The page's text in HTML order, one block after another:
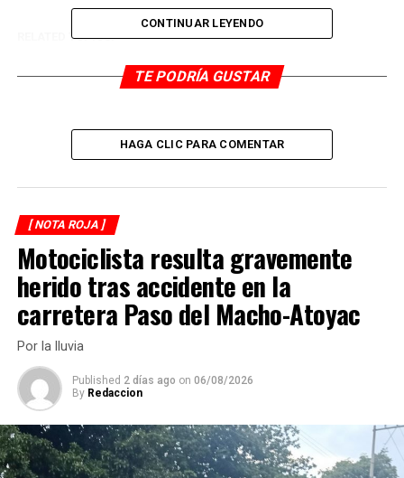
RELATED TOPICS:
Choca ebrio taxista
Lo hallan colgado
CONTINUAR LEYENDO
TE PODRÍA GUSTAR
HAGA CLIC PARA COMENTAR
[ NOTA ROJA ]
Motociclista resulta gravemente
herido tras accidente en la
carretera Paso del Macho-Atoyac
Por la lluvia
Published 2 días ago on 06/08/2026
By Redaccion